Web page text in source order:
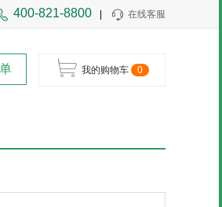
在线客服
400-821-8800
我的购物车 0